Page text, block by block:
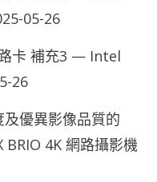
05-26
卡 補充3 — Intel
26
優異影像品質的
4K 網路攝影機